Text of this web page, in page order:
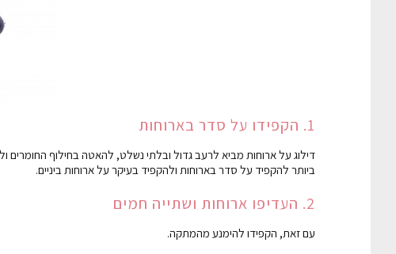
1. הקפידו על סדר בארוחות
דילוג על ארוחות מביא לרעב גדול ובלתי נשלט, להאטה בחילוף החומרים
ביותר להקפיד על סדר בארוחות ולהקפיד בעיקר על ארוחות ביניים.
2. העדיפו ארוחות ושתייה חמים
עם זאת, הקפידו להימנע מהמתקה.